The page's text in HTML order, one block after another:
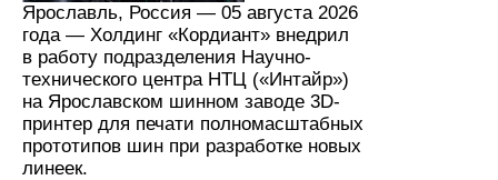
Ярославль, Россия — 05 августа 2026
года — Холдинг «Кордиант» внедрил
в работу подразделения Научно-
технического центра НТЦ («Интайр»)
на Ярославском шинном заводе 3D-
принтер для печати полномасштабных
прототипов шин при разработке новых
линеек.